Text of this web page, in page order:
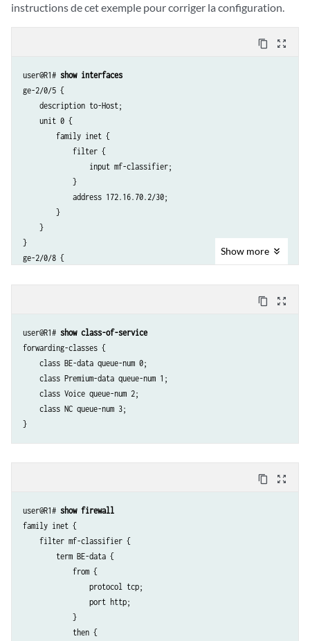
instructions de cet exemple pour corriger la configuration.
content_copy zoom_out_map
user@R1# show interfaces
ge-2/0/5 {
    description to-Host;
    unit 0 {
        family inet {
            filter {
                input mf-classifier;
            }
            address 172.16.70.2/30;
        }
    }
}
ge-2/0/8 {
        }
    }
lo0 {
    unit 0 {
        description looback-interface;
        family inet {
Show more
content_copy zoom_out_map
user@R1# show class-of-service
forwarding-classes {
    class BE-data queue-num 0;
    class Premium-data queue-num 1;
    class Voice queue-num 2;
    class NC queue-num 3;
content_copy zoom_out_map
user@R1# show firewall
family inet {
    filter mf-classifier {
        term BE-data {
            from {
                protocol tcp;
                port http;
            }
            then {